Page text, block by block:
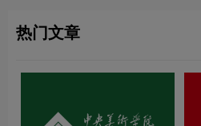
热门文章